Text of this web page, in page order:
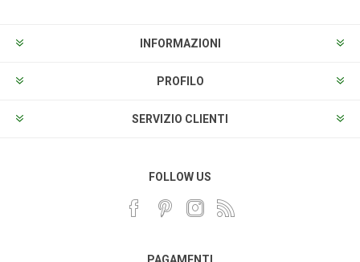
INFORMAZIONI
PROFILO
SERVIZIO CLIENTI
FOLLOW US